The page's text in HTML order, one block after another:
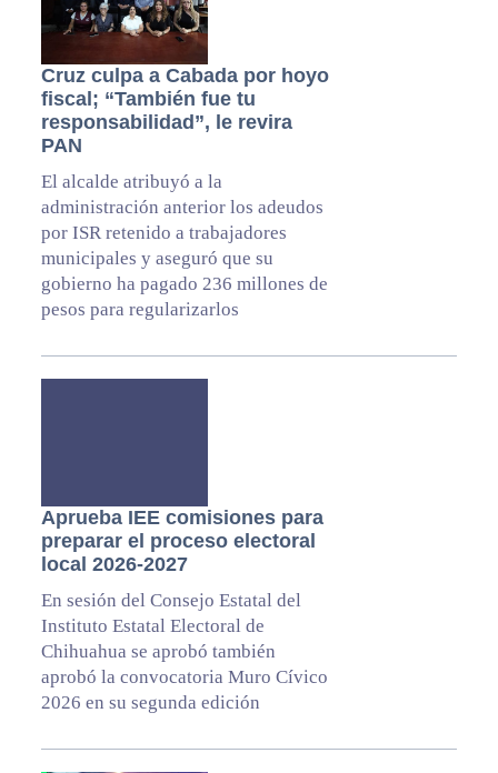
Cruz culpa a Cabada por hoyo
fiscal; “También fue tu
responsabilidad”, le revira
PAN
El alcalde atribuyó a la
administración anterior los adeudos
por ISR retenido a trabajadores
municipales y aseguró que su
gobierno ha pagado 236 millones de
pesos para regularizarlos
Aprueba IEE comisiones para
preparar el proceso electoral
local 2026-2027
En sesión del Consejo Estatal del
Instituto Estatal Electoral de
Chihuahua se aprobó también
aprobó la convocatoria Muro Cívico
2026 en su segunda edición